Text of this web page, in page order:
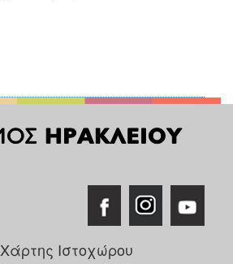
Χάρτης Ιστοχώρου